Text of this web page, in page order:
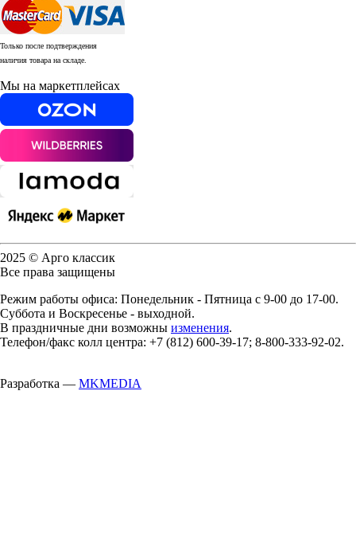
Только после подтверждения
наличия товара на складе.
Мы на маркетплейсах
2025 © Арго классик
Все права защищены
Режим работы офиса: Понедельник - Пятница с 9-00 до 17-00.
Суббота и Воскресенье - выходной.
В праздничные дни возможны изменения.
Телефон/факс колл центра: +7 (812) 600-39-17; 8-800-333-92-02.
Разработка — MKMEDIA